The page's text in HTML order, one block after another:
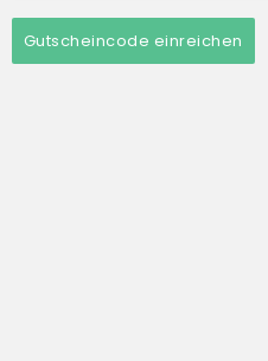
Gutscheincode einreichen